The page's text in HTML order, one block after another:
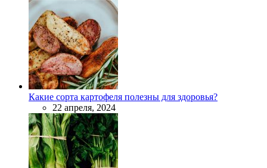
Какие сорта картофеля полезны для здоровья?
22 апреля, 2024